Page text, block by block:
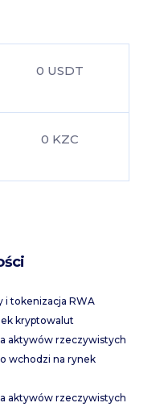
0 USDT
0 KZC
i tokenizacja RWA
kryptowalut
aktywów rzeczywistych
wchodzi na rynek
aktywów rzeczywistych